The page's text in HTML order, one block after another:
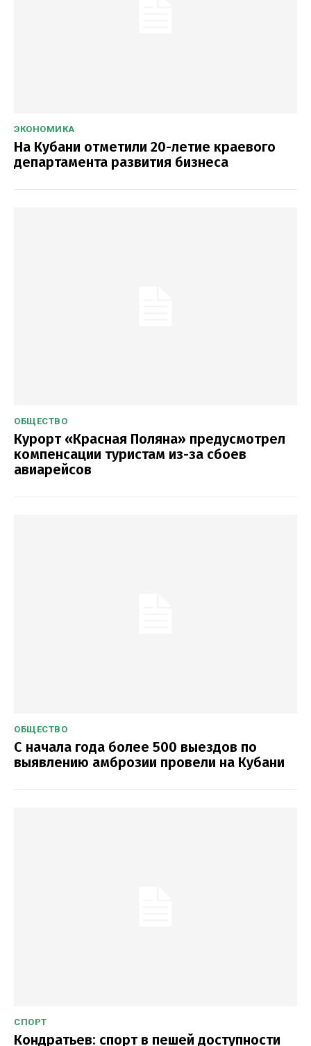
ЭКОНОМИКА
На Кубани отметили 20-летие краевого
департамента развития бизнеса
ОБЩЕСТВО
Курорт «Красная Поляна» предусмотрел
компенсации туристам из-за сбоев
авиарейсов
ОБЩЕСТВО
С начала года более 500 выездов по
выявлению амброзии провели на Кубани
СПОРТ
Кондратьев: спорт в пешей доступности